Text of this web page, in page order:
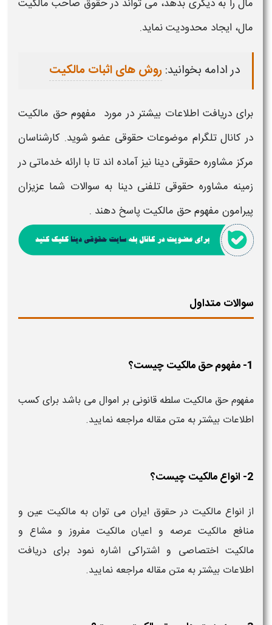
مال، ایجاد محدودیت نماید.
در ادامه بخوانید:روش های اثبات مالکیت
برای دریافت اطلاعات بیشتر در مورد مفهوم حق مالکیت
در کانال تلگرام موضوعات حقوقی عضو شوید. کارشناسان
مرکز مشاوره حقوقی دینا نیز آماده اند تا با ارائه خدماتی در
زمینه مشاوره حقوقی تلفنی دینا به سوالات شما عزیزان
پیرامون مفهوم حق مالکیتپاسخ دهند .
سوالات متداول
1- مفهوم حق مالکیت چیست؟
مفهوم حق مالکیت سلطه قانونی بر اموال می باشد برای کسب
اطلاعات بیشتر به متن مقاله مراجعه نمایید.
2- انواع مالکیت چیست؟
از انواع مالکیت در حقوق ایران می توان به مالکیت عین و
منافع مالکیت عرصه و اعیان مالکیت مفروز و مشاع و
مالکیت اختصاصی و اشتراکی اشاره نمود برای دریافت
اطلاعات بیشتر به متن مقاله مراجعه نمایید.